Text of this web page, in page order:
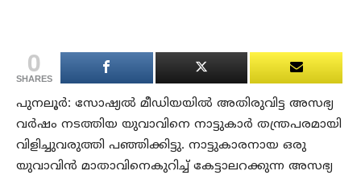
0
SHARES
പുനലൂര്‍: സോഷ്യല്‍ മീഡിയയില്‍ അതിരുവിട്ട അസഭ്യ
വര്‍ഷം നടത്തിയ യുവാവിനെ നാട്ടുകാര്‍ തന്ത്രപരമായി
വിളിച്ചുവരുത്തി പഞ്ഞിക്കിട്ടു. നാട്ടുകാരനായ ഒരു
യുവാവിന്‍ മാതാവിനെകുറിച്ച് കേട്ടാലറക്കുന്ന അസഭ്യ